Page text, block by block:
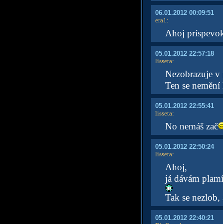
06.01.2012 00:09:51
era1:
Ahoj
05.01.2012 22:57:18
lisseta:
Nezobrazuje
Ten se
05.01.2012 22:55:41
lisseta:
No nemáš zač
05.01.2012 22:50:24
lisseta:
Ahoj,
já dávám
Tak se nezlob,
05.01.2012 22:40:21